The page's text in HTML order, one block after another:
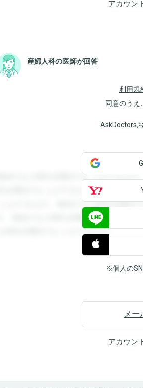
アカウン
産婦人科の医師が回答
利用規
同意のうえ
AskDoctors
登録すると回答を閲覧することができま
答を閲覧することができます。登録する
ことができます。登録すると回答を閲覧
す。登録すると回答を閲覧することがで
と回答を閲覧することができます。
※個人の
メー
アカウン